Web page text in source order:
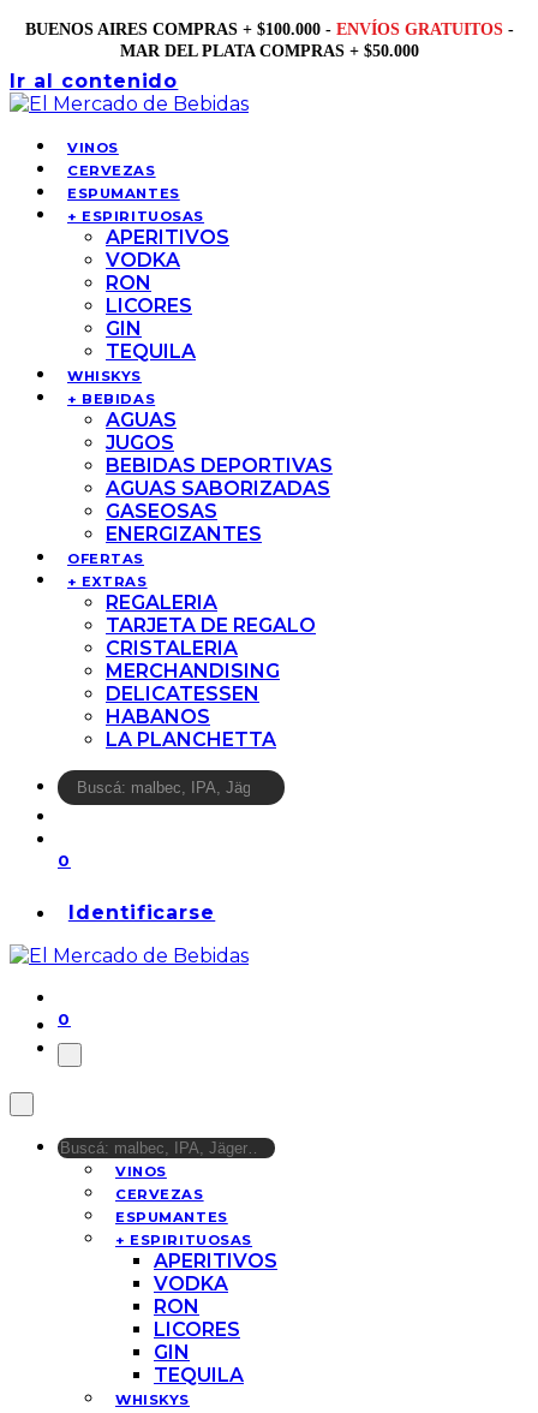
BUENOS AIRES COMPRAS + $100.000 - ENVÍOS GRATUITOS -
MAR DEL PLATA COMPRAS + $50.000
Ir al contenido
VINOS
CERVEZAS
ESPUMANTES
+ ESPIRITUOSAS
APERITIVOS
VODKA
RON
LICORES
GIN
TEQUILA
WHISKYS
+ BEBIDAS
AGUAS
JUGOS
BEBIDAS DEPORTIVAS
AGUAS SABORIZADAS
GASEOSAS
ENERGIZANTES
OFERTAS
+ EXTRAS
REGALERIA
TARJETA DE REGALO
CRISTALERIA
MERCHANDISING
DELICATESSEN
HABANOS
LA PLANCHETTA
0
Identificarse
0
VINOS
CERVEZAS
ESPUMANTES
+ ESPIRITUOSAS
APERITIVOS
VODKA
RON
LICORES
GIN
TEQUILA
WHISKYS